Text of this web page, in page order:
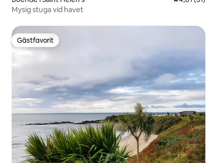
Mysig stuga vid havet
Gästfavorit
Gästfavorit